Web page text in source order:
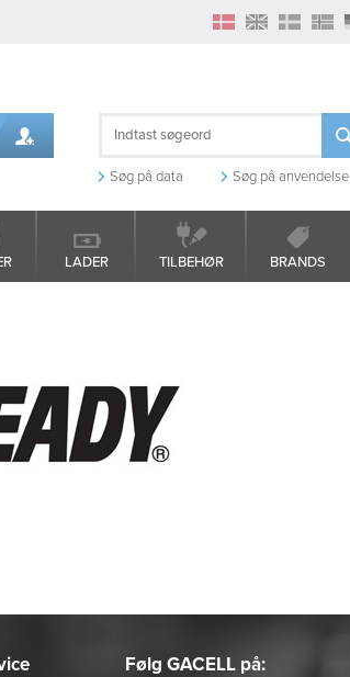
Søg på data Søg på anvendelse
LADER TILBEHØR BRANDS
Følg GACELL på: